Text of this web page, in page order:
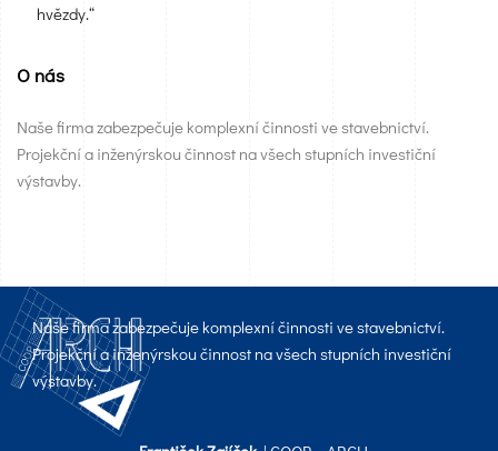
hvězdy.“
O nás
Naše firma zabezpečuje komplexní činnosti ve stavebnictví.
Projekční a inženýrskou činnost na všech stupních investiční
výstavby.
Naše firma zabezpečuje komplexní činnosti ve stavebnictví.
Projekční a inženýrskou činnost na všech stupních investiční
výstavby.